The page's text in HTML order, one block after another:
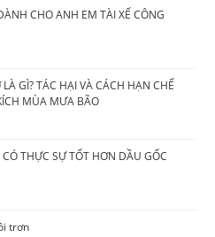
CHO ANH EM TÀI XẾ CÔNG
GÌ? TÁC HẠI VÀ CÁCH HẠN CHẾ
MÙA MƯA BÃO
THỰC SỰ TỐT HƠN DẦU GỐC
trơn